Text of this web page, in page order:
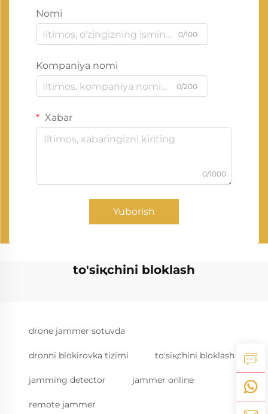
Nomi
0/100
Kompaniya nomi
0/200
Xabar
0/1000
Yuborish
to'siқchini bloklash
drone jammer sotuvda
dronni blokirovka tizimi to'siқchini bloklash
jamming detector jammer online
remote jammer